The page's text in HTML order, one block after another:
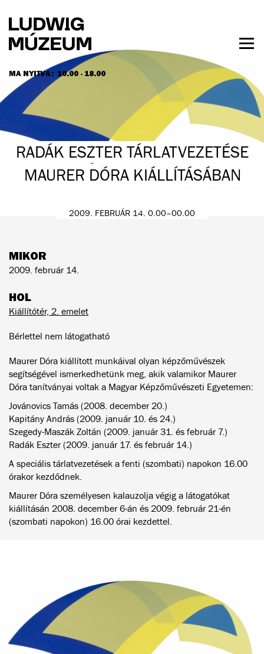
tartalomra
MA NYITVA: 10.00 - 18.00
NYITVATARTÁS ÉS JEGYÁRAK
RADÁK ESZTER TÁRLATVEZETÉSE
MAURER DÓRA KIÁLLÍTÁSÁBAN
2009. FEBRUÁR 14. 0.00–00.00
MIKOR
2009. február 14.
HOL
Kiállítótér, 2. emelet
Bérlettel nem látogatható
Maurer Dóra kiállított munkáival olyan képzőművészek
segítségével ismerkedhetünk meg, akik valamikor Maurer
Dóra tanítványai voltak a Magyar Képzőművészeti Egyetemen:
Jovánovics Tamás (2008. december 20.)
Kapitány András (2009. január 10. és 24.)
Szegedy-Maszák Zoltán (2009. január 31. és február 7.)
Radák Eszter (2009. január 17. és február 14.)
A speciális tárlatvezetések a fenti (szombati) napokon 16.00
órakor kezdődnek.
Maurer Dóra személyesen kalauzolja végig a látogatókat
kiállításán 2008. december 6-án és 2009. február 21-én
(szombati napokon) 16.00 órai kezdettel.